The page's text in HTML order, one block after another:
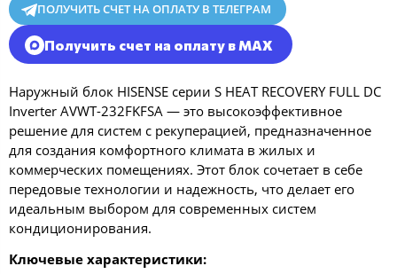
ПОЛУЧИТЬ СЧЕТ НА ОПЛАТУ В ТЕЛЕГРАМ
Получить счет на оплату в MAX
Наружный блок HISENSE серии S HEAT RECOVERY FULL DC
Inverter AVWT-232FKFSA — это высокоэффективное
решение для систем с рекуперацией, предназначенное
для создания комфортного климата в жилых и
коммерческих помещениях. Этот блок сочетает в себе
передовые технологии и надежность, что делает его
идеальным выбором для современных систем
кондиционирования.
Ключевые характеристики: